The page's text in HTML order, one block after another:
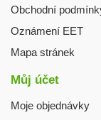
Obchodní
Oznámení EET
Mapa stránek
Můj účet
Moje objednávky